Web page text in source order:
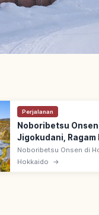
Perjalanan
Noboribetsu
Jigokudani, Ragam
Berkunjung
Noboribetsu Onsen di
dari Jigokudani (Lembah
Hokkaido →